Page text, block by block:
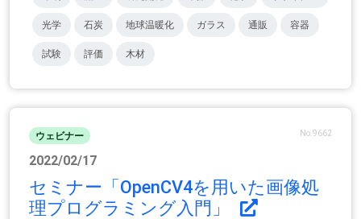
光学 石炭 地球温暖化 ガラス 通販 容器
試験 評価 木材
ウェビナー No.9662
2022/02/17
セミナー「OpenCV4を用いた画像処
理プログラミング入門」